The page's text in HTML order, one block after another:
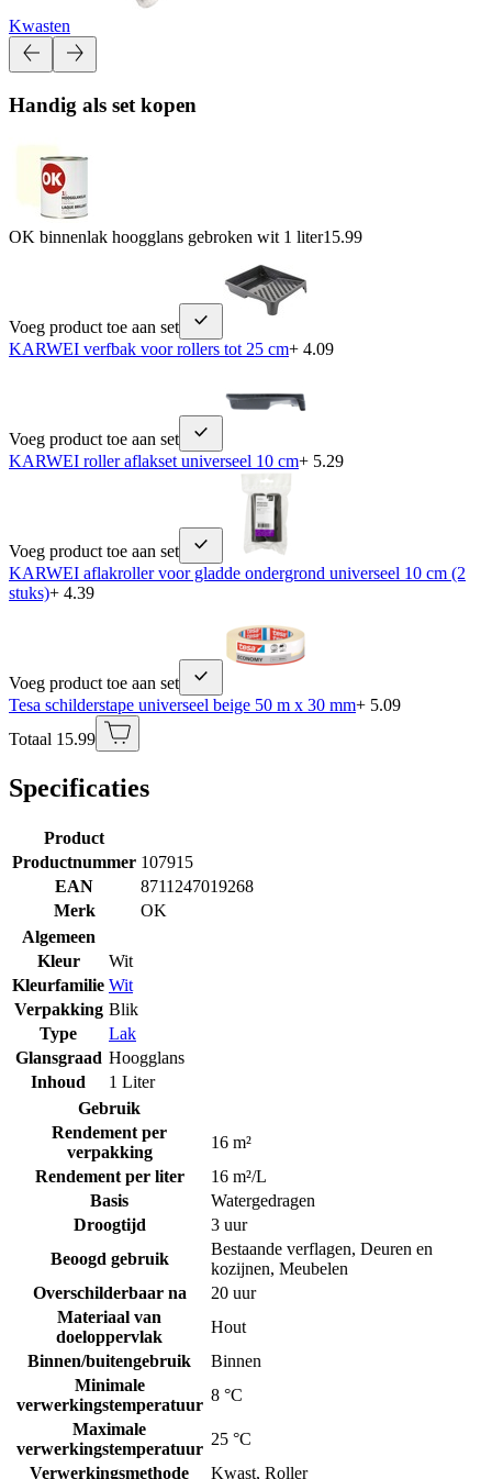
Kwasten
Handig als set kopen
OK binnenlak hoogglans gebroken wit 1 liter15.99
Voeg product toe aan set
KARWEI verfbak voor rollers tot 25 cm+ 4.09
Voeg product toe aan set
KARWEI roller aflakset universeel 10 cm+ 5.29
Voeg product toe aan set
KARWEI aflakroller voor gladde ondergrond universeel 10 cm (2
stuks)+ 4.39
Voeg product toe aan set
Tesa schilderstape universeel beige 50 m x 30 mm+ 5.09
Totaal 15.99
Specificaties
Product
Productnummer 107915
EAN
8711247019268
Merk
OK
Algemeen
Kleur
Wit
Kleurfamilie Wit
Verpakking Blik
Type
Lak
Glansgraad Hoogglans
Inhoud
1 Liter
Gebruik
Rendement per
verpakking
16 m²
Rendement per liter
16 m²/L
Basis
Watergedragen
Droogtijd
3 uur
Beoogd gebruik
Bestaande verflagen, Deuren en
kozijnen, Meubelen
Overschilderbaar na
20 uur
Materiaal van
doeloppervlak
Hout
Binnen/buitengebruik
Binnen
Minimale
verwerkingstemperatuur
8 °C
Maximale
verwerkingstemperatuur
25 °C
Verwerkingsmethode
Kwast, Roller